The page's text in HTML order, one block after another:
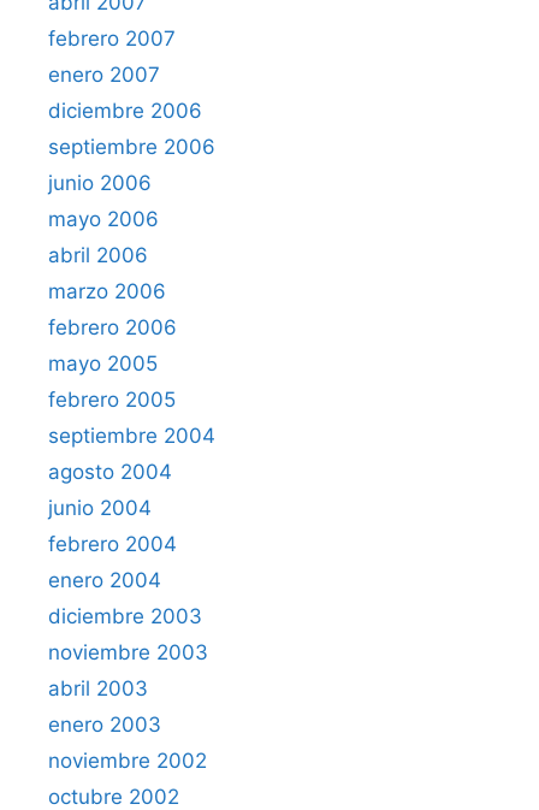
febrero 2007
enero 2007
diciembre 2006
septiembre 2006
junio 2006
mayo 2006
abril 2006
marzo 2006
febrero 2006
mayo 2005
febrero 2005
septiembre 2004
agosto 2004
junio 2004
febrero 2004
enero 2004
diciembre 2003
noviembre 2003
abril 2003
enero 2003
noviembre 2002
octubre 2002